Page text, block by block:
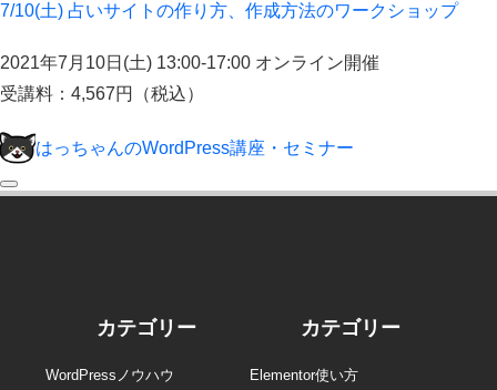
7/10(土) 占いサイトの作り方、作成方法のワークショップ
2021年7月10日(土) 13:00-17:00 オンライン開催
受講料：4,567円（税込）
はっちゃんのWordPress講座・セミナー
カテゴリー
WordPressノウハウ
カテゴリー
Elementor使い方